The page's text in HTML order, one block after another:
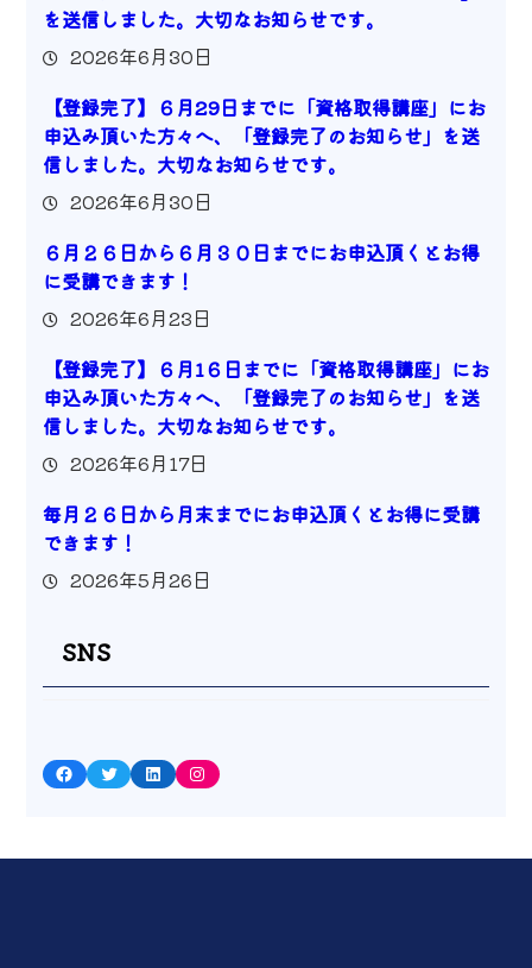
を送信しました。大切なお知らせです。
2026年6月30日
【登録完了】６月29日までに「資格取得講座」にお
申込み頂いた方々へ、「登録完了のお知らせ」を送
信しました。大切なお知らせです。
2026年6月30日
６月２６日から６月３０日までにお申込頂くとお得
に受講できます！
2026年6月23日
【登録完了】６月1６日までに「資格取得講座」にお
申込み頂いた方々へ、「登録完了のお知らせ」を送
信しました。大切なお知らせです。
2026年6月17日
毎月２６日から月末までにお申込頂くとお得に受講
できます！
2026年5月26日
SNS
Facebook Twitter LinkedIn Instagram